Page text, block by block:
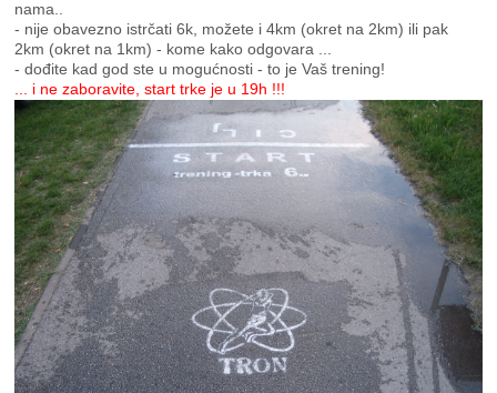
nama..
- nije obavezno istrčati 6k, možete i 4km (okret na 2km) ili pak
2km (okret na 1km) - kome kako odgovara ...
- dođite kad god ste u mogućnosti - to je Vaš trening!
... i ne zaboravite, start trke je u 19h !!!